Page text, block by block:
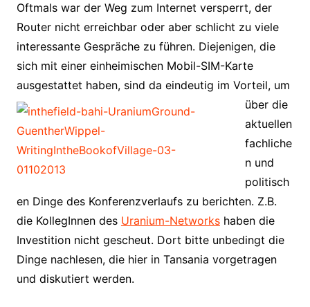
Oftmals war der Weg zum Internet versperrt, der
Router nicht erreichbar oder aber schlicht zu viele
interessante Gespräche zu führen. Diejenigen, die
sich mit einer einheimischen Mobil-SIM-Karte
ausgestattet haben, sind da eindeutig im Vorteil, um
über die
aktuellen
fachliche
n und
politisch
en Dinge des Konferenzverlaufs zu berichten. Z.B.
die KollegInnen des Uranium-Networkshaben die
Investition nicht gescheut. Dort bitte unbedingt die
Dinge nachlesen, die hier in Tansania vorgetragen
und diskutiert werden.